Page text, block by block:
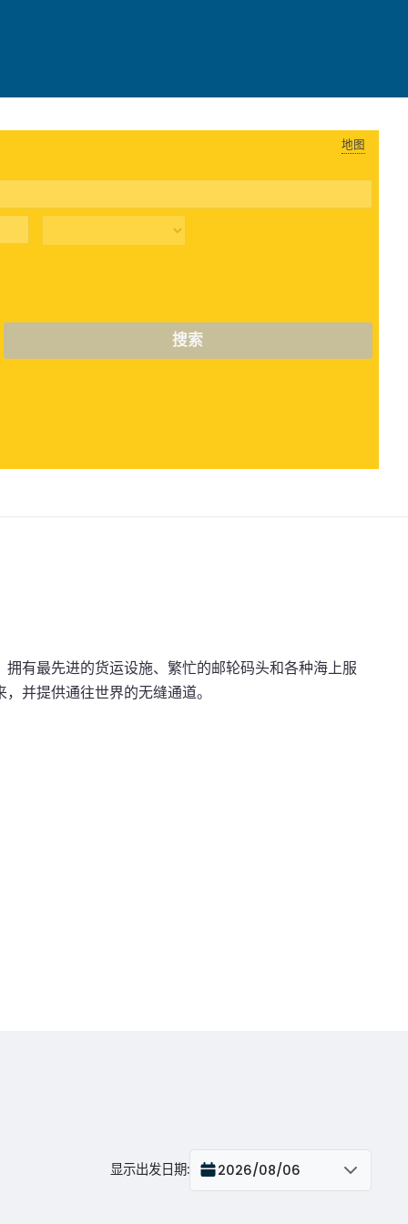
地图
搜索
有最先进的货运设施、繁忙的邮轮码头和各种海上服
并提供通往世界的无缝通道。
显示出发日期: 2026/08/06